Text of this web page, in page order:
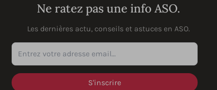
Ne ratez pas une info ASO.
Les dernières actu, conseils et astuces en ASO.
Entrez votre adresse email...